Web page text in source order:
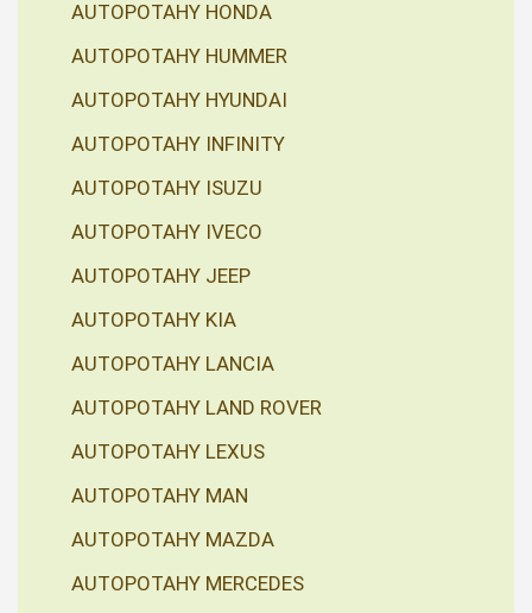
AUTOPOTAHY HONDA
AUTOPOTAHY HUMMER
AUTOPOTAHY HYUNDAI
AUTOPOTAHY INFINITY
AUTOPOTAHY ISUZU
AUTOPOTAHY IVECO
AUTOPOTAHY JEEP
AUTOPOTAHY KIA
AUTOPOTAHY LANCIA
AUTOPOTAHY LAND ROVER
AUTOPOTAHY LEXUS
AUTOPOTAHY MAN
AUTOPOTAHY MAZDA
AUTOPOTAHY MERCEDES